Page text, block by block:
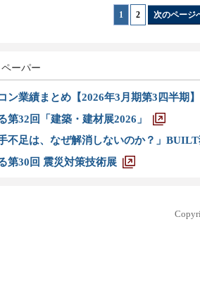
1 2 次のページ
ーパー
ン業績まとめ【2026年3月期第3四半期】
第32回「建築・建材展2026」
不足は、なぜ解消しないのか？」
第30回 震災対策技術展